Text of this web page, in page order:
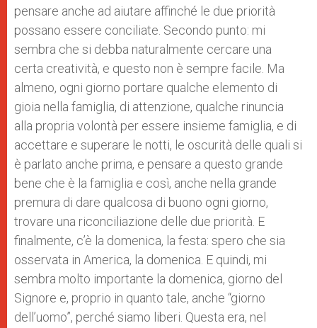
pensare anche ad aiutare affinché le due priorità
possano essere conciliate. Secondo punto: mi
sembra che si debba naturalmente cercare una
certa creatività, e questo non è sempre facile. Ma
almeno, ogni giorno portare qualche elemento di
gioia nella famiglia, di attenzione, qualche rinuncia
alla propria volontà per essere insieme famiglia, e di
accettare e superare le notti, le oscurità delle quali si
è parlato anche prima, e pensare a questo grande
bene che è la famiglia e così, anche nella grande
premura di dare qualcosa di buono ogni giorno,
trovare una riconciliazione delle due priorità. E
finalmente, c’è la domenica, la festa: spero che sia
osservata in America, la domenica. E quindi, mi
sembra molto importante la domenica, giorno del
Signore e, proprio in quanto tale, anche “giorno
dell’uomo”, perché siamo liberi. Questa era, nel